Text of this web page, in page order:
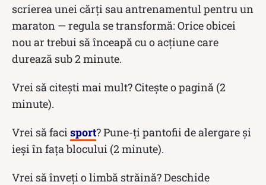
scrierea unei cărți sau antrenamentul pentru un
maraton — regula se transformă: Orice obicei
nou ar trebui să înceapă cu o acțiune care
durează sub 2 minute.
Vrei să citești mai mult? Citește o pagină (2
minute).
Vrei să faci sport? Pune-ți pantofii de alergare și
ieși în fața blocului (2 minute).
Vrei să înveți o limbă străină? Deschide